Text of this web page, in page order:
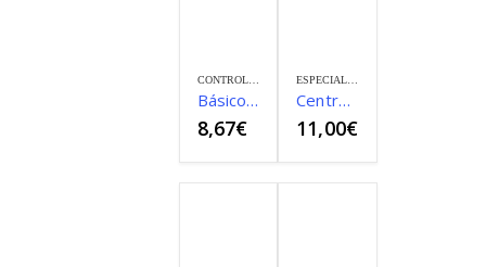
Básico de portero profesional
8,67€
Centros comerciales
11,00€